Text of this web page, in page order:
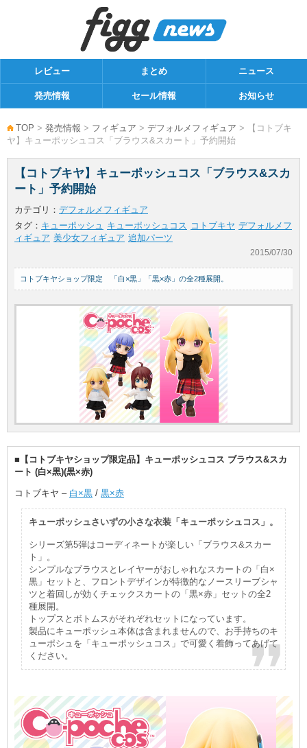
レビュー まとめ ニュース
発売情報 セール情報 お知らせ
TOP > 発売情報 > フィギュア > デフォルメフィギュア > 【コトブキ
ヤ】キューポッシュコス「ブラウス&スカート」予約開始
【コトブキヤ】キューポッシュコス「ブラウス&スカ
ート」予約開始
カテゴリ： デフォルメフィギュア
タグ： キューポッシュ キューポッシュコス コトブキヤ デフォルメフ
ィギュア 美少女フィギュア 追加パーツ
2015/07/30
コトブキヤショップ限定 「白×黒」「黒×赤」の全2種展開。
■【コトブキヤショップ限定品】キューポッシュコス ブラウス&スカ
ート (白×黒)(黒×赤)
コトブキヤ – 白×黒 / 黒×赤
キューポッシュさいずの小さな衣装「キューポッシュコス」。
シリーズ第5弾はコーディネートが楽しい「ブラウス&スカー
ト」。
シンプルなブラウスとレイヤーがおしゃれなスカートの「白×
黒」セットと、フロントデザインが特徴的なノースリーブシャ
ツと着回しが効くチェックスカートの「黒×赤」セットの全2
種展開。
トップスとボトムスがそれぞれセットになっています。
製品にキューポッシュ本体は含まれませんので、お手持ちのキ
ューポシュを「キューポッシュコス」で可愛く着飾ってあげて
ください。